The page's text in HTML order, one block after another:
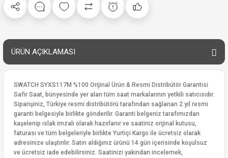
ÜRÜN AÇIKLAMASI
SWATCH SYXS117M %100 Orijinal Ürün & Resmi Distribütör Garantisi
Safir Saat, bünyesinde yer alan tüm saat markalarının yetkili satıcısıdır.
Siparişiniz, Türkiye resmi distribütörü tarafından sağlanan 2 yıl resmi
garanti belgesiyle birlikte gönderilir. Garanti belgeniz tarafımızdan
kaşelenip ıslak imzalı olarak hazırlanır ve saatiniz orijinal kutusu,
faturası ve tüm belgeleriyle birlikte Yurtiçi Kargo ile ücretsiz olarak
adresinize ulaştırılır. Satın aldığınız ürünü 14 gün içerisinde koşulsuz
ve ücretsiz iade edebilirsiniz. Saatinizi yakından incelemek,